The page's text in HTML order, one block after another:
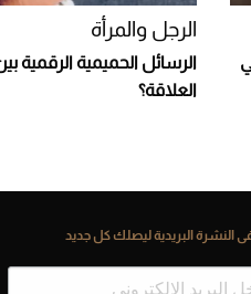
الرجل والمرأة
الرسائل الحميمية الرقمية
العلاقة؟
النشرة البريدية ليصلك كل جديد